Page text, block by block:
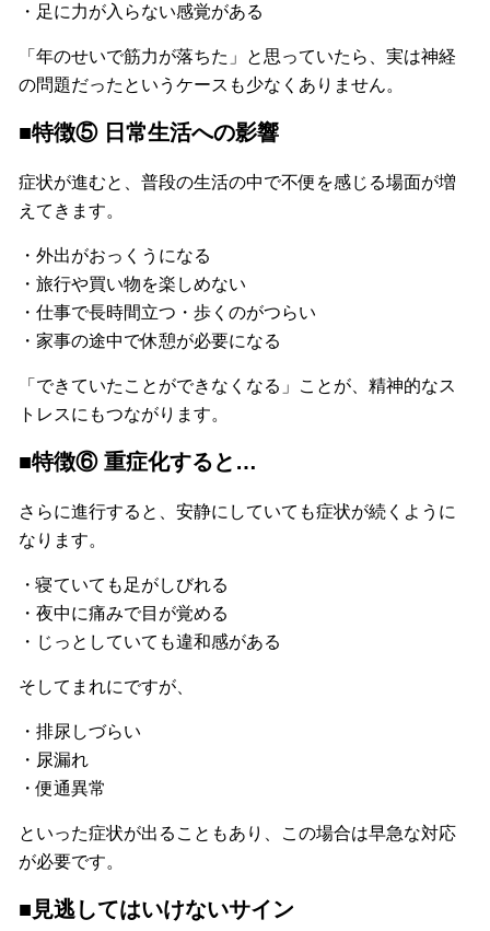
・足に力が入らない感覚がある
「年のせいで筋力が落ちた」と思っていたら、実は神経
の問題だったというケースも少なくありません。
■特徴⑤ 日常生活への影響
症状が進むと、普段の生活の中で不便を感じる場面が増
えてきます。
・外出がおっくうになる
・旅行や買い物を楽しめない
・仕事で長時間立つ・歩くのがつらい
・家事の途中で休憩が必要になる
「できていたことができなくなる」ことが、精神的なス
トレスにもつながります。
■特徴⑥ 重症化すると…
さらに進行すると、安静にしていても症状が続くように
なります。
・寝ていても足がしびれる
・夜中に痛みで目が覚める
・じっとしていても違和感がある
そしてまれにですが、
・排尿しづらい
・尿漏れ
・便通異常
といった症状が出ることもあり、この場合は早急な対応
が必要です。
■見逃してはいけないサイン